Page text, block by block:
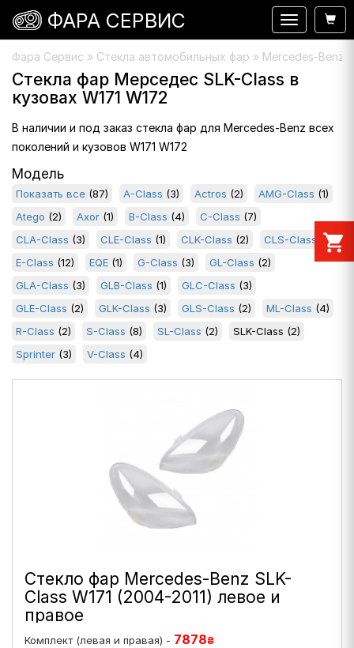
Фара Сервис » Стекла автомобильных фар » Mercedes-Benz
Стекла фар Мерседес SLK-Class в
кузовах W171 W172
В наличии и под заказ стекла фар для Mercedes-Benz всех
поколений и кузовов W171 W172
Модель
Показать все (87) A-Class (3) Actros (2) AMG-Class (1)
Atego (2) Axor (1) B-Class (4) C-Class (7)
CLA-Class (3) CLE-Class (1) CLK-Class (2) CLS-Class
(4)
E-Class (12) EQE (1) G-Class (3) GL-Class (2)
GLA-Class (3) GLB-Class (1) GLC-Class (3)
GLE-Class (2) GLK-Class (3) GLS-Class (2) ML-Class (4)
R-Class (2) S-Class (8) SL-Class (2) SLK-Class (2)
Sprinter (3) V-Class (4)
Стекло фар Mercedes-Benz SLK-
Class W171 (2004-2011) левое и
правое
Комплект (левая и правая) - 7878₴
Навигация
ФАРА СЕРВИС
shopping_cart